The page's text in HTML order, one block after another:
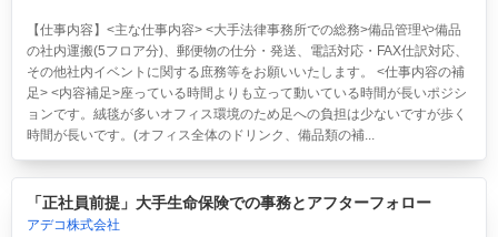
【仕事内容】<主な仕事内容> <大手法律事務所での総務>備品管理や備品
の社内運搬(5フロア分)、郵便物の仕分・発送、電話対応・FAX仕訳対応、
その他社内イベントに関する庶務等をお願いいたします。 <仕事内容の補
足> <内容補足>座っている時間よりも立って動いている時間が長いポジシ
ョンです。絨毯が多いオフィス環境のため足への負担は少ないですが歩く
時間が長いです。(オフィス全体のドリンク、備品類の補...
「正社員前提」大手生命保険での事務とアフターフォロー
アデコ株式会社